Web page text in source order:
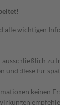
alle wichtigen
ausschließlich
und diese für
keinen